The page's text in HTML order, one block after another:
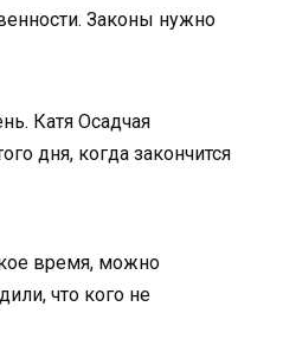
Законы нужно
Катя Осадчая
дня, когда закончится
время, можно
что кого не